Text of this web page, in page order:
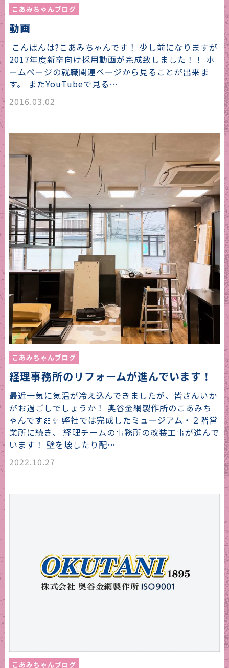
こあみちゃんブログ
動画
こんばんは?こあみちゃんです！ 少し前になりますが
2017年度新卒向け採用動画が完成致しました！！ ホ
ームページの就職関連ページから見ることが出来ま
す。 またYouTubeで見る…
2016.03.02
こあみちゃんブログ
経理事務所のリフォームが進んでいます！
最近一気に気温が冷え込んできましたが、皆さんいか
がお過ごしでしょうか！ 奥谷金網製作所のこあみち
ゃんです🎀✨ 弊社では完成したミュージアム・２階営
業所に続き、 経理チームの事務所の改装工事が進んで
います！ 壁を壊したり配…
2022.10.27
こあみちゃんブログ